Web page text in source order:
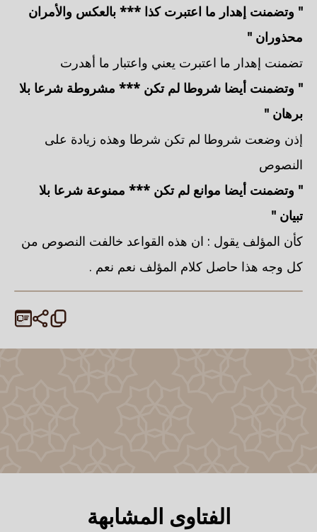
" وتضمنت إهدار ما اعتبرت كذا *** بالعكس والأمران
محذوران "
تضمنت إهدار ما اعتبرت يعني واعتبار ما أهدرت
" وتضمنت أيضا شروطا لم تكن *** مشروطة شرعا بلا
برهان "
إذن وضعت شروطا لم تكن شرطا وهذه زيادة على
النصوص
" وتضمنت أيضا موانع لم تكن *** ممنوعة شرعا بلا
تبيان "
كأن المؤلف يقول : ان هذه القواعد خالفت النصوص من
كل وجه هذا حاصل كلام المؤلف نعم نعم .
الفتاوى المشابهة